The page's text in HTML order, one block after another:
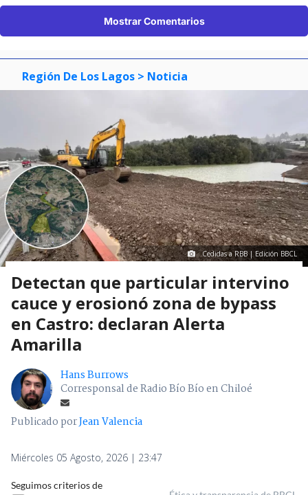
Mostrar Comentarios
Región De Los Lagos > Noticia
Cedidas a RBB | Edición BBCL
Detectan que particular intervino
cauce y erosionó zona de bypass
en Castro: declaran Alerta
Amarilla
Hans Burrows
Corresponsal de Radio Bío Bío en Chiloé
Publicado porJean Valencia
Miércoles 05 Agosto, 2026 | 23:47
Seguimos criterios de